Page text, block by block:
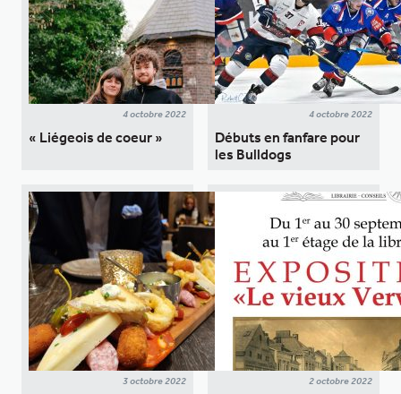
4 octobre 2022
« Liégeois de coeur »
4 octobre 2022
Débuts en fanfare pour
les Bulldogs
3 octobre 2022 2 octobre 2022